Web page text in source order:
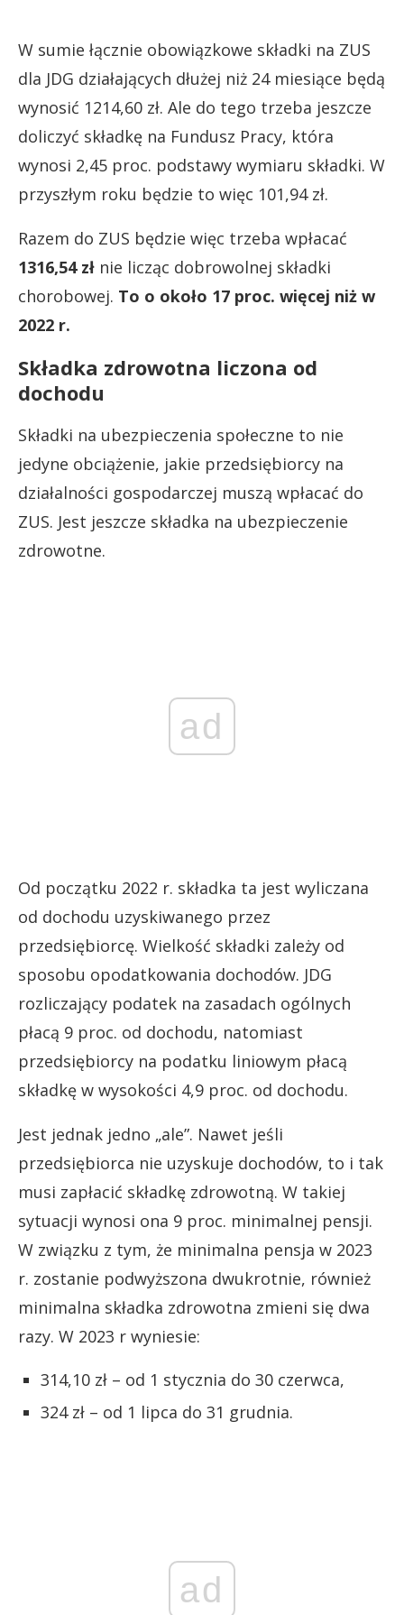
W sumie łącznie obowiązkowe składki na ZUS
dla JDG działających dłużej niż 24 miesiące będą
wynosić 1214,60 zł. Ale do tego trzeba jeszcze
doliczyć składkę na Fundusz Pracy, która
wynosi 2,45 proc. podstawy wymiaru składki. W
przyszłym roku będzie to więc 101,94 zł.
Razem do ZUS będzie więc trzeba wpłacać
1316,54 zł nie licząc dobrowolnej składki
chorobowej. To o około 17 proc. więcej niż w
2022 r.
Składka zdrowotna liczona od
dochodu
Składki na ubezpieczenia społeczne to nie
jedyne obciążenie, jakie przedsiębiorcy na
działalności gospodarczej muszą wpłacać do
ZUS. Jest jeszcze składka na ubezpieczenie
zdrowotne.
ad
Od początku 2022 r. składka ta jest wyliczana
od dochodu uzyskiwanego przez
przedsiębiorcę. Wielkość składki zależy od
sposobu opodatkowania dochodów. JDG
rozliczający podatek na zasadach ogólnych
płacą 9 proc. od dochodu, natomiast
przedsiębiorcy na podatku liniowym płacą
składkę w wysokości 4,9 proc. od dochodu.
Jest jednak jedno „ale”. Nawet jeśli
przedsiębiorca nie uzyskuje dochodów, to i tak
musi zapłacić składkę zdrowotną. W takiej
sytuacji wynosi ona 9 proc. minimalnej pensji.
W związku z tym, że minimalna pensja w 2023
r. zostanie podwyższona dwukrotnie, również
minimalna składka zdrowotna zmieni się dwa
razy. W 2023 r wyniesie:
314,10 zł – od 1 stycznia do 30 czerwca,
324 zł – od 1 lipca do 31 grudnia.
ad